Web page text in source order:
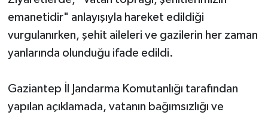
emanetidir" anlayışıyla hareket edildiği
vurgulanırken, şehit aileleri ve gazilerin her zaman
yanlarında olunduğu ifade edildi.
Gaziantep İl Jandarma Komutanlığı tarafından
yapılan açıklamada, vatanın bağımsızlığı ve